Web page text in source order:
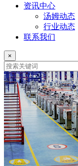
资讯中心
汤姆动态
行业动态
联系我们
×